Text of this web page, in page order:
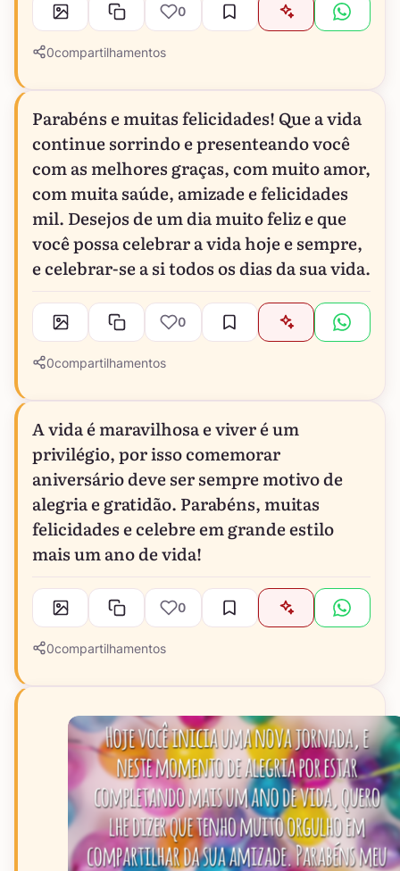
0
0compartilhamentos
Parabéns e muitas felicidades! Que a vida
continue sorrindo e presenteando você
com as melhores graças, com muito amor,
com muita saúde, amizade e felicidades
mil. Desejos de um dia muito feliz e que
você possa celebrar a vida hoje e sempre,
e celebrar-se a si todos os dias da sua vida.
0
0compartilhamentos
A vida é maravilhosa e viver é um
privilégio, por isso comemorar
aniversário deve ser sempre motivo de
alegria e gratidão. Parabéns, muitas
felicidades e celebre em grande estilo
mais um ano de vida!
0
0compartilhamentos